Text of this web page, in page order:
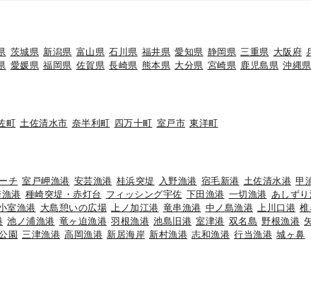
茨城県 新潟県 富山県 石川県 福井県 愛知県 静岡県 三重県 大阪府
愛媛県 福岡県 佐賀県 長崎県 熊本県 大分県 宮崎県 鹿児島県 沖縄県
町 土佐清水市 奈半利町 四万十町 室戸市 東洋町
チ 室戸岬漁港 安芸漁港 桂浜突堤 入野漁港 宿毛新港 土佐清水港 甲
港 種崎突堤・赤灯台 フィッシング宇佐 下田漁港 一切漁港 あしず
室漁港 大島憩いの広場 上ノ加江港 竜串漁港 中ノ島漁港 上川口港 椎
池ノ浦漁港 竜ヶ迫漁港 羽根漁港 池島旧港 室津港 双名島 野根漁港
園 三津漁港 高岡漁港 新居海岸 新村漁港 志和漁港 行当漁港 城ヶ鼻